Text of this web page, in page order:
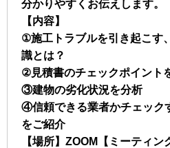
分かりやすくお伝えします。
【内容】
①施工トラブルを引き起こす
識とは？
②見積書のチェックポイント
③建物の劣化状況を分析
④信頼できる業者かチェック
をご紹介
【場所】ZOOM【ミーティ